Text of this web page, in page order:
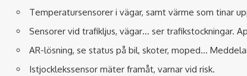
Temperatursensorer i vägar, samt värme som tinar
Sensorer vid trafikljus, vägar… ser trafikstockningar.
AR-lösning, se status på bil, skoter, moped…
Istjocklekssensor mäter framåt, varnar vid risk.